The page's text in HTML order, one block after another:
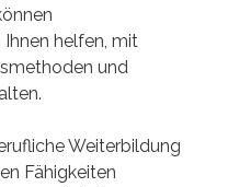
helfen, mit
und
Weiterbildung
Fähigkeiten